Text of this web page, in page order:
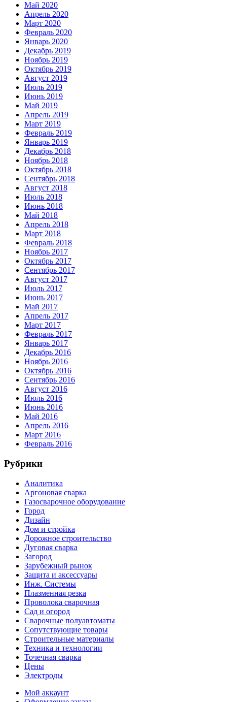
Май 2020
Апрель 2020
Март 2020
Февраль 2020
Январь 2020
Декабрь 2019
Ноябрь 2019
Октябрь 2019
Август 2019
Июль 2019
Июнь 2019
Май 2019
Апрель 2019
Март 2019
Февраль 2019
Январь 2019
Декабрь 2018
Ноябрь 2018
Октябрь 2018
Сентябрь 2018
Август 2018
Июль 2018
Июнь 2018
Май 2018
Апрель 2018
Март 2018
Февраль 2018
Ноябрь 2017
Октябрь 2017
Сентябрь 2017
Август 2017
Июль 2017
Июнь 2017
Май 2017
Апрель 2017
Март 2017
Февраль 2017
Январь 2017
Декабрь 2016
Ноябрь 2016
Октябрь 2016
Сентябрь 2016
Август 2016
Июль 2016
Июнь 2016
Май 2016
Апрель 2016
Март 2016
Февраль 2016
Рубрики
Аналитика
Аргоновая сварка
Газосварочное оборудование
Город
Дизайн
Дом и стройка
Дорожное строительство
Дуговая сварка
Загород
Зарубежный рынок
Защита и аксессуары
Инж. Системы
Плазменная резка
Проволока сварочная
Сад и огород
Сварочные полуавтоматы
Сопутствующие товары
Строительные материалы
Техника и технологии
Точечная сварка
Цены
Электроды
Мой аккаунт